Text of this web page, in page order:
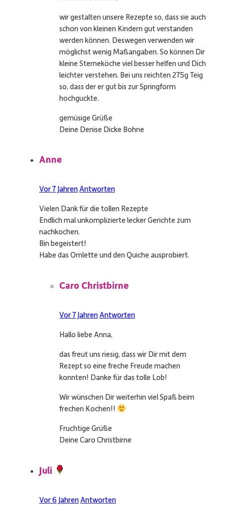
wir gestalten unsere Rezepte so, dass sie auch
schon von kleinen Kindern gut verstanden
werden können. Deswegen verwenden wir
möglichst wenig Maßangaben. So können Dir
kleine Sterneköche viel besser helfen und Dich
leichter verstehen. Bei uns reichten 275g Teig
so, dass der er gut bis zur Springform
hochguckte.
gemüsige Grüße
Deine Denise Dicke Bohne
Anne
Vor 7 JahrenAntworten
Vielen Dank für die tollen Rezepte
Endlich mal unkomplizierte lecker Gerichte zum
nachkochen.
Bin begeistert!
Habe das Omlette und den Quiche ausprobiert.
Caro Christbirne
Vor 7 JahrenAntworten
Hallo liebe Anna,
das freut uns riesig, dass wir Dir mit dem
Rezept so eine freche Freude machen
konnten! Danke für das tolle Lob!
Wir wünschen Dir weiterhin viel Spaß beim
frechen Kochen!!
Fruchtige Grüße
Deine Caro Christbirne
Juli
Vor 6 JahrenAntworten